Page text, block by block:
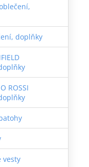
doplňky
ROSSI
vesty